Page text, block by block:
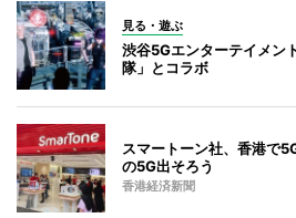
見る・遊ぶ
渋谷5Gエンターテイメン
隊」とコラボ
スマートーン社、香港で
の5G出そろう
香港経済新聞